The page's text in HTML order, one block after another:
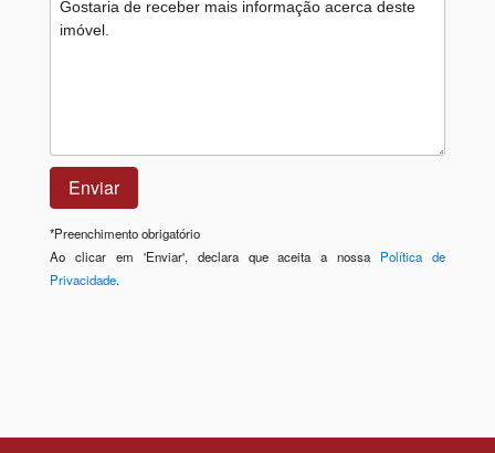
*Preenchimento obrigatório
Ao clicar em 'Enviar', declara que aceita a nossa Política de
Privacidade.